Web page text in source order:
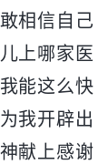
相信自己
上哪家医
能这么快
我开辟出
献上感谢